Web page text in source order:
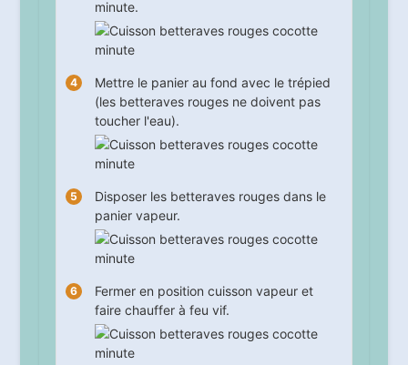
minute.
Mettre le panier au fond avec le trépied
(les betteraves rouges ne doivent pas
toucher l'eau).
Disposer les betteraves rouges dans le
panier vapeur.
Fermer en position cuisson vapeur et
faire chauffer à feu vif.